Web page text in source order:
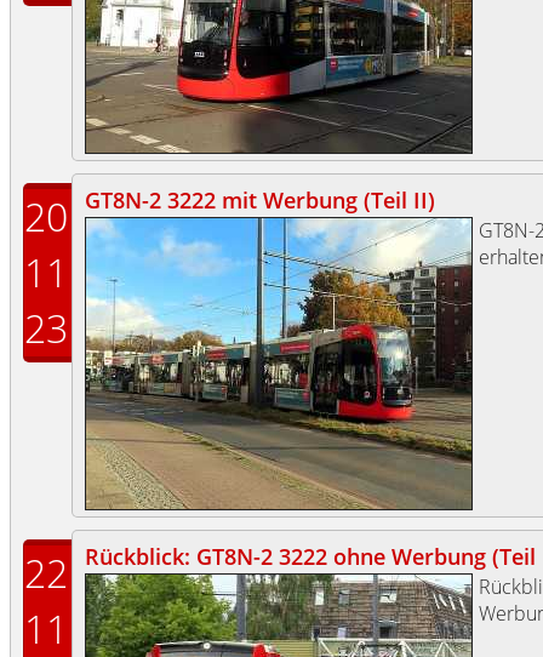
20
11
23
GT8N-2 3222 mit Werbung (Teil II)
22
11
Rückblick: GT8N-2 3222 ohne Werbung (Teil